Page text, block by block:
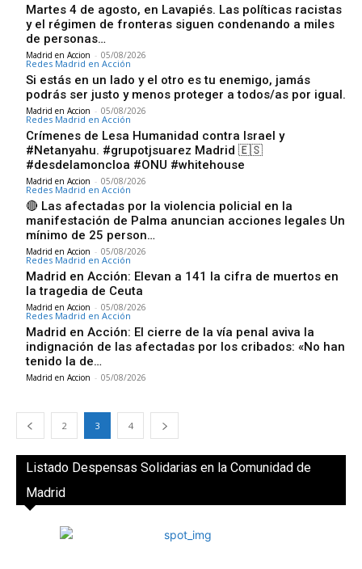
Martes 4 de agosto, en Lavapiés. Las políticas racistas
y el régimen de fronteras siguen condenando a miles
de personas…
Madrid en Accion - 05/08/2026
Redes Madrid en Acción
Si estás en un lado y el otro es tu enemigo, jamás
podrás ser justo y menos proteger a todos/as por igual.
Madrid en Accion - 05/08/2026
Redes Madrid en Acción
Crímenes de Lesa Humanidad contra Israel y
#Netanyahu. #grupotjsuarez Madrid 🇪🇸
#desdelamoncloa #ONU #whitehouse
Madrid en Accion - 05/08/2026
Redes Madrid en Acción
🔴 Las afectadas por la violencia policial en la
manifestación de Palma anuncian acciones legales Un
mínimo de 25 person…
Madrid en Accion - 05/08/2026
Redes Madrid en Acción
Madrid en Acción: Elevan a 141 la cifra de muertos en
la tragedia de Ceuta
Madrid en Accion - 05/08/2026
Redes Madrid en Acción
Madrid en Acción: El cierre de la vía penal aviva la
indignación de las afectadas por los cribados: «No han
tenido la de…
Madrid en Accion - 05/08/2026
2 3 4
Listado Despensas Solidarias en la Comunidad de
Madrid